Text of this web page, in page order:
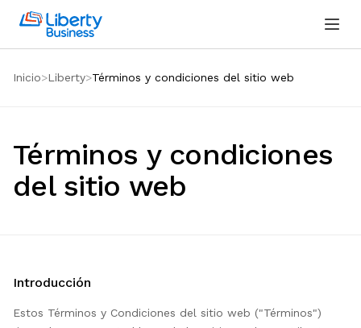
Inicio Liberty Términos y condiciones del sitio web
Términos y condiciones
del sitio web
Introducción
Estos Términos y Condiciones del sitio web ("Términos")